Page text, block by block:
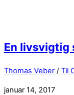
En livsvigtig
Thomas Veber / Til
januar 14, 2017